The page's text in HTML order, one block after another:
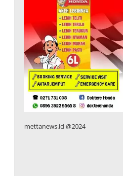
mettanews.id @2024